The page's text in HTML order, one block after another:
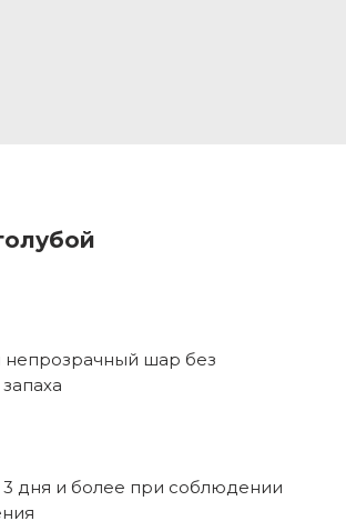
непрозрачный шар без
3 дня и более при соблюдении